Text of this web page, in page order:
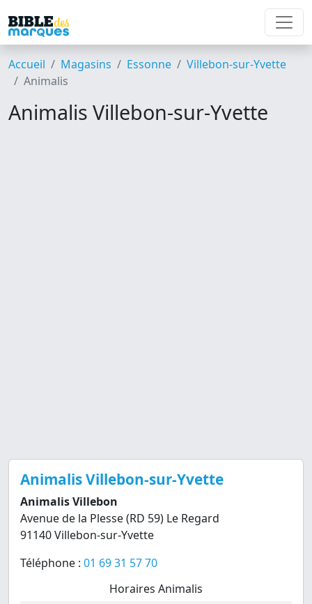
Accueil Magasins Essonne
Villebon-sur-Yvette
Animalis
Animalis Villebon-sur-Yvette
Animalis Villebon-sur-Yvette
Animalis Villebon
Avenue de la Plesse (RD 59) Le Regard
91140 Villebon-sur-Yvette
Téléphone : 01 69 31 57 70
Horaires Animalis